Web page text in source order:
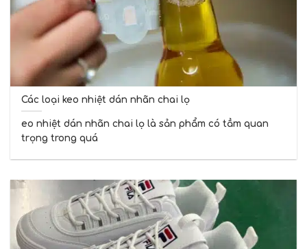
Các loại keo nhiệt dán nhãn chai lọ
eo nhiệt dán nhãn chai lọ là sản phẩm có tầm quan
trọng trong quá